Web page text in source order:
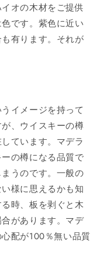
オの木材をご提供
です。紫色に近い
有ります。それが
イメージを持って
、ウイスキーの樽
ています。マデラ
の樽になる品質で
うのです。一般の
様に思えるかも知
時、板を剥ぐと木
があります。マデ
配が100％無い品質